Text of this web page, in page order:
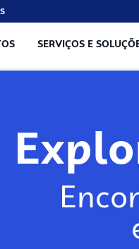
SERVIÇOS E